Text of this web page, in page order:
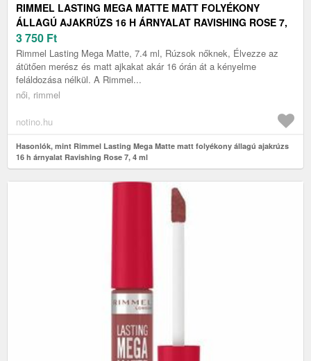
RIMMEL LASTING MEGA MATTE MATT FOLYÉKONY
ÁLLAGÚ AJAKRÚZS 16 H ÁRNYALAT RAVISHING ROSE 7,
4 ML
3 750 Ft
Rimmel Lasting Mega Matte, 7.4 ml, Rúzsok nőknek, Élvezze az
átütően merész és matt ajkakat akár 16 órán át a kényelme
feláldozása nélkül. A Rimmel...
női, rimmel
notino.hu
Hasonlók, mint Rimmel Lasting Mega Matte matt folyékony állagú ajakrúzs
16 h árnyalat Ravishing Rose 7, 4 ml